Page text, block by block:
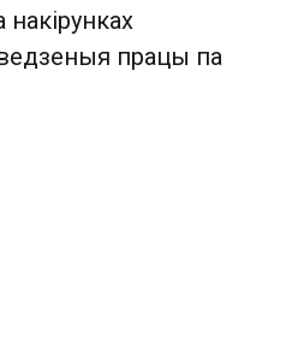
накірунках
працы па